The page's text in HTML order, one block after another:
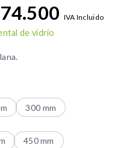
IVA Incluido
de vidrio
300 mm
450 mm